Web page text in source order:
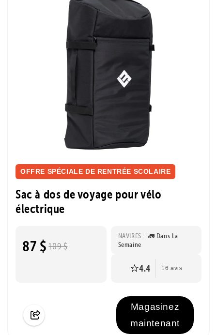
OFFRE SPÉCIALE DE RENTRÉE SCOLAIRE
Sac à dos de voyage pour vélo
électrique
87 $ 109 $
NAVIRES : 🚛 Dans La
Semaine
4.4 16 avis
Magasinez
maintenant